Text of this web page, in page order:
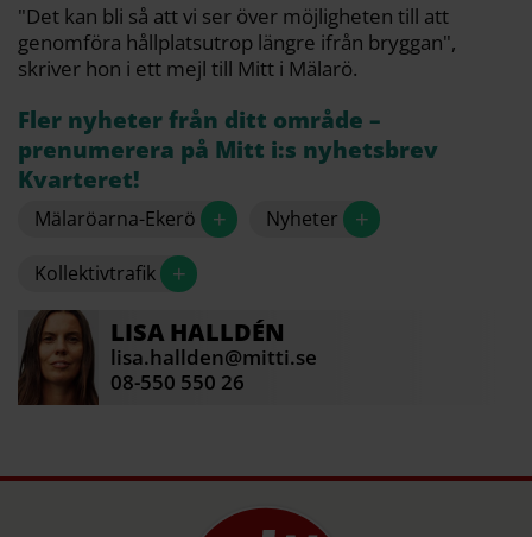
"Det kan bli så att vi ser över möjligheten till att
genomföra hållplatsutrop längre ifrån bryggan",
skriver hon i ett mejl till Mitt i Mälarö.
Fler nyheter från ditt område –
prenumerera på Mitt i:s nyhetsbrev
Kvarteret!
Mälaröarna-Ekerö + Nyheter +
Kollektivtrafik +
LISA HALLDÉN
lisa.hallden@mitti.se
08-550 550 26